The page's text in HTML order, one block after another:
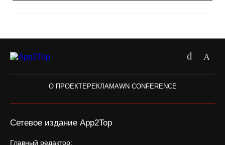
О ПРОЕКТЕ РЕКЛАМАWN CONFERENCE
Сетевое издание App2Top
Главный редактор: